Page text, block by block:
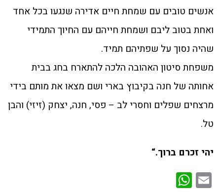
אנשים טובים עם שמחת חיים אדירה שנגעו בכל אחד
ואחת בטוב ליבם ושמחת חייהם עם החיוך התמידי
שהיה נסוך על שפתיהם תמיד.
משפחת סיטון האהובה הלכה להתארח בחג בבית
אחותה של חנה בקיבוץ בארי ושם מצאו את מותם בידי
מרצחים שפלים וחסרי לב – פסי, חנה, יצחק (זיזי) והבן
טל.
יהי זכרם ברוך.“
Email